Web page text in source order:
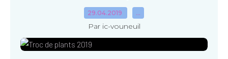
29.04.2019 …
Par ic-vouneuil